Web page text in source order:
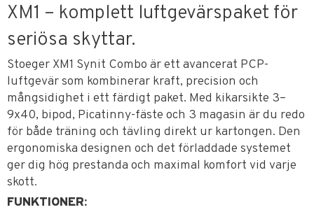
XM1 – komplett luftgevärspaket för
seriösa skyttar.
Stoeger XM1 Synit Combo är ett avancerat PCP-
luftgevär som kombinerar kraft, precision och
mångsidighet i ett färdigt paket. Med kikarsikte 3–
9x40, bipod, Picatinny-fäste och 3 magasin är du redo
för både träning och tävling direkt ur kartongen. Den
ergonomiska designen och det förladdade systemet
ger dig hög prestanda och maximal komfort vid varje
skott.
FUNKTIONER: